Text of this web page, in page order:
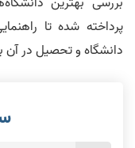
پرداخته شده تا
دانشگاه و تحصیل در آن